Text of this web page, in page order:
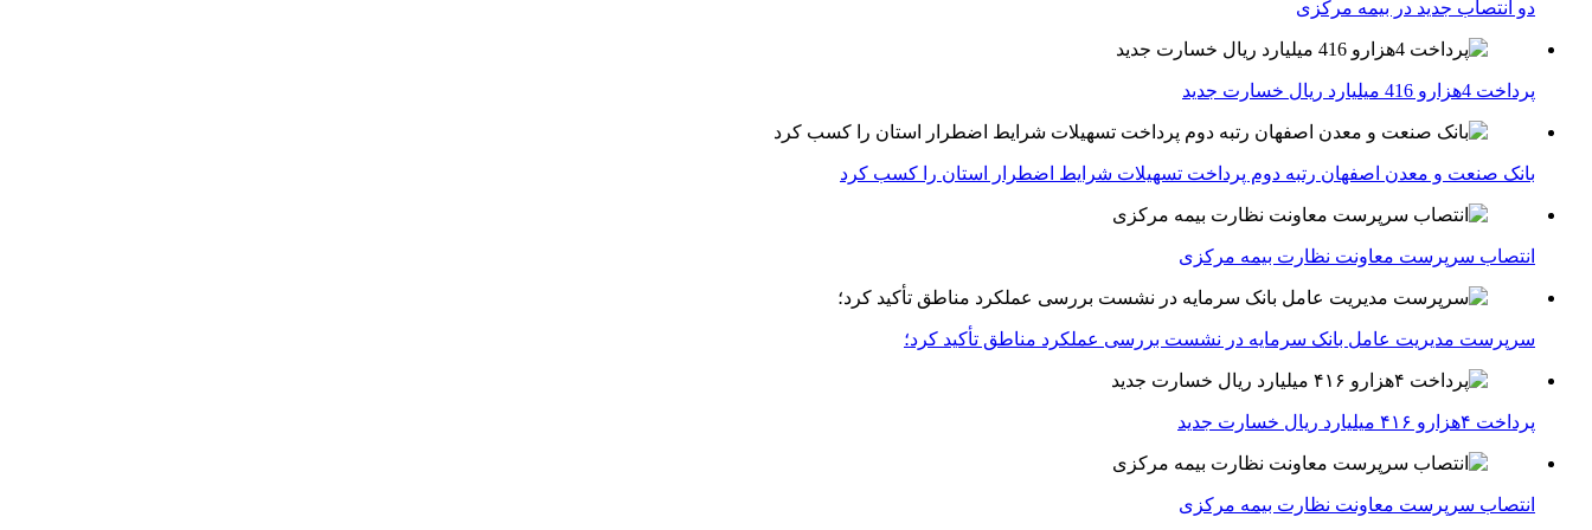
دو انتصاب جدید در بیمه مركزی
پرداخت 4هزارو 416 میلیارد ریال خسارت جدید
بانک صنعت و معدن اصفهان رتبه دوم پرداخت تسهیلات شرایط اضطرار استان را کسب کرد
انتصاب سرپرست معاونت نظارت بیمه مرکزی
سرپرست مدیریت عامل بانک سرمایه در نشست بررسی عملکرد مناطق تأکید کرد؛
پرداخت ۴هزارو ۴۱۶ میلیارد ریال خسارت جدید
انتصاب سرپرست معاونت نظارت بیمه مرکزی